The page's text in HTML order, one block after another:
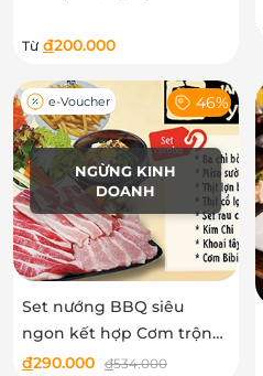
Từ đ200.000
NGỪNG KINH
DOANH
e-Voucher 46%
Set nướng BBQ siêu
ngon kết hợp Cơm trộn
Bibimbap nồi đá cho 02-
đ290.000 đ534.000